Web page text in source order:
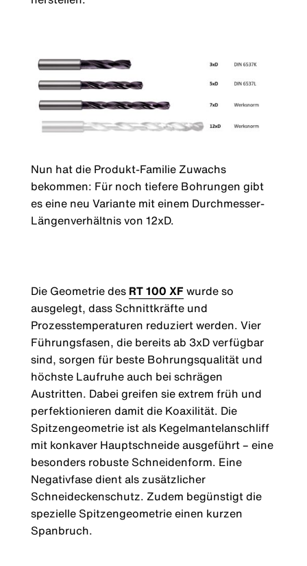
Nun hat die Produkt-Familie Zuwachs
bekommen: Für noch tiefere Bohrungen gibt
es eine neu Variante mit einem Durchmesser-
Längenverhältnis von 12xD.
Die Geometrie des RT 100 XFwurde so
ausgelegt, dass Schnittkräfte und
Prozesstemperaturen reduziert werden. Vier
Führungsfasen, die bereits ab 3xD verfügbar
sind, sorgen für beste Bohrungsqualität und
höchste Laufruhe auch bei schrägen
Austritten. Dabei greifen sie extrem früh und
perfektionieren damit die Koaxilität. Die
Spitzengeometrie ist als Kegelmantelanschliff
mit konkaver Hauptschneide ausgeführt – eine
besonders robuste Schneidenform. Eine
Negativfase dient als zusätzlicher
Schneideckenschutz. Zudem begünstigt die
spezielle Spitzengeometrie einen kurzen
Spanbruch.